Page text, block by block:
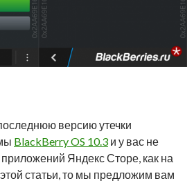
версию утечки
BlackBerry OS 10.3 и у вас не
Яндекс Сторе, как на
этой статьи, то мы предложим вам